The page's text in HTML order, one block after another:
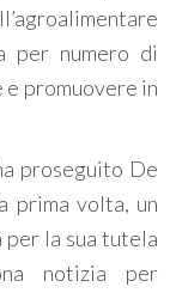
per numero di
promuovere in
proseguito De
prima volta, un
per la sua tutela
notizia per